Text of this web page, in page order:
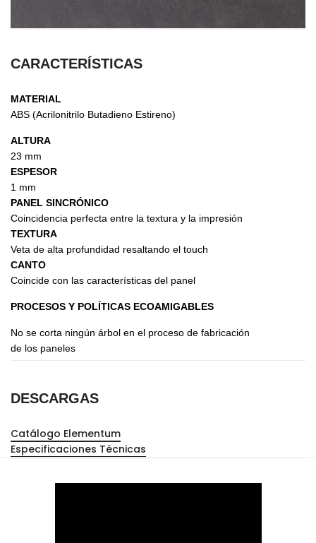
CARACTERÍSTICAS
MATERIAL
ABS (Acrilonitrilo Butadieno Estireno)
ALTURA
23 mm
ESPESOR
1 mm
PANEL SINCRÓNICO
Coincidencia perfecta entre la textura y la impresión
TEXTURA
Veta de alta profundidad resaltando el touch
CANTO
Coincide con las características del panel
PROCESOS Y POLÍTICAS ECOAMIGABLES
No se corta ningún árbol en el proceso de fabricación
de los paneles
DESCARGAS
Catálogo Elementum
Especificaciones Técnicas